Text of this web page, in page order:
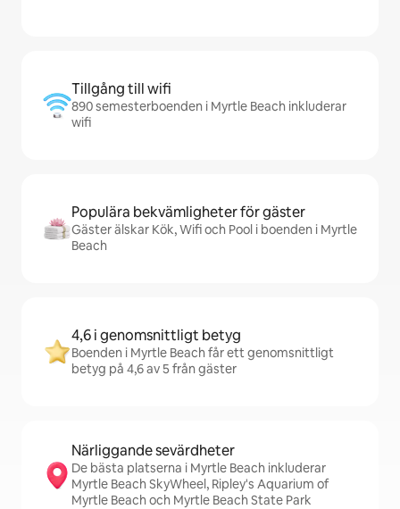
Tillgång till wifi
890 semesterboenden i Myrtle Beach inkluderar
wifi
Populära bekvämligheter för gäster
Gäster älskar Kök, Wifi och Pool i boenden i Myrtle
Beach
4,6 i genomsnittligt betyg
Boenden i Myrtle Beach får ett genomsnittligt
betyg på 4,6 av 5 från gäster
Närliggande sevärdheter
De bästa platserna i Myrtle Beach inkluderar
Myrtle Beach SkyWheel, Ripley's Aquarium of
Myrtle Beach och Myrtle Beach State Park